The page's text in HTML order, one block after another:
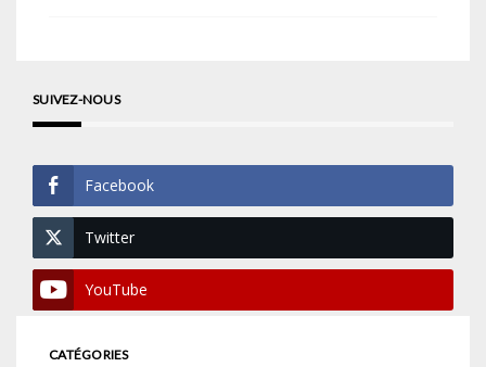
SUIVEZ-NOUS
Facebook
Twitter
YouTube
CATÉGORIES